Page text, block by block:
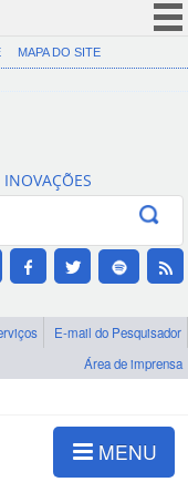
(COVID-19)
Canais
MAPA DO SITE
E-mail do Pesquisador
Área de imprensa
MENU